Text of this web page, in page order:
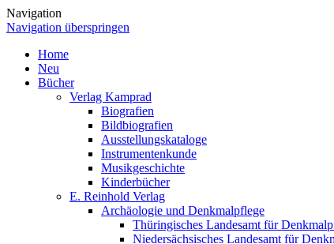
Navigation
Navigation überspringen
Home
Neu
Bücher
Verlag Kamprad
Biografien
Bildbiografien
Ausstellungskataloge
Instrumentenkunde
Musikgeschichte
Kinderbücher
E. Reinhold Verlag
Archäologie und Denkmalpflege
Thüringisches Landesamt für
Niedersächsisches Landesamt für